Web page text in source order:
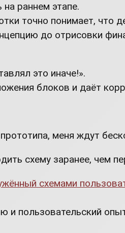
раннем этапе.
точно понимает, что
до отрисовки
это иначе!».
блоков и даёт
меня ждут
схему заранее, чем
и пользовательский